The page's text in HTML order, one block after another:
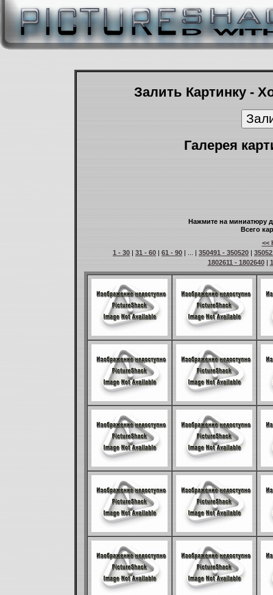
Залить Картинку -
Галерея
Нажмите на миниатюру
Всего
<<
1 - 30 | 31 - 60 | 61 - 90 | ... | 350491 - 350520 |
1802611 - 1802640|